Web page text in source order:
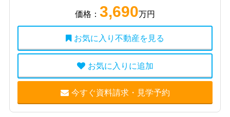
価格： 3,690万円
お気に入り不動産を見る
お気に入りに追加
今すぐ資料請求・見学予約